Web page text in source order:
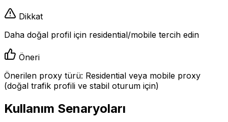
Dikkat
Daha doğal profil için residential/mobile tercih edin
Öneri
Önerilen proxy türü: Residential veya mobile proxy
(doğal trafik profili ve stabil oturum için)
Kullanım Senaryoları